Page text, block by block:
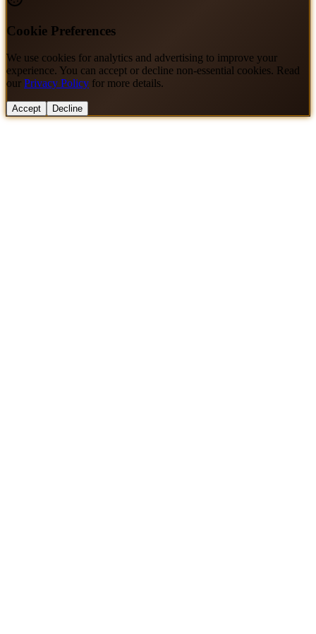
Cookie Preferences
We use cookies for analytics and advertising to improve your
experience. You can accept or decline non-essential cookies. Read
our Privacy Policy for more details.
Accept Decline